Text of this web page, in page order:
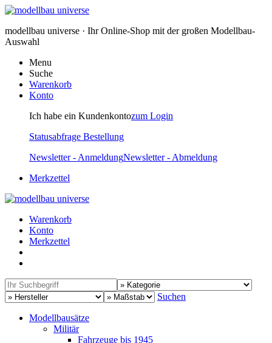
modellbau universe · Ihr Online-Shop mit der großen Modellbau-
Auswahl
Menu
Suche
Warenkorb
Konto
Ich habe ein Kundenkontozum Login
Statusabfrage Bestellung
Newsletter - AnmeldungNewsletter - Abmeldung
Merkzettel
Warenkorb
Konto
Merkzettel
Suchen
Modellbausätze
Militär
Fahrzeuge bis 1945